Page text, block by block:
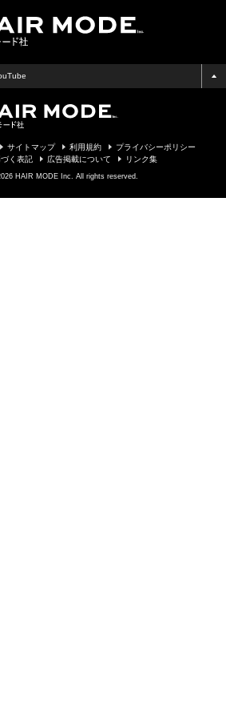
サイトマップ 利用規約
プライバシーポリシー
く表記
広告掲載について リンク集
HAIR MODE Inc. All rights reserved.